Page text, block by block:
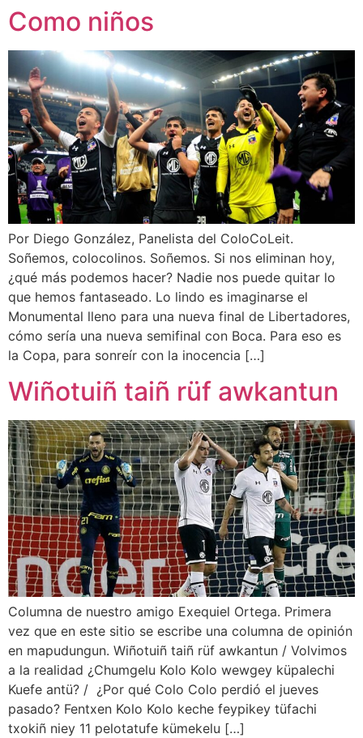
Como niños
Por Diego González, Panelista del ColoCoLeit.
Soñemos, colocolinos. Soñemos. Si nos eliminan hoy,
¿qué más podemos hacer? Nadie nos puede quitar lo
que hemos fantaseado. Lo lindo es imaginarse el
Monumental lleno para una nueva final de Libertadores,
cómo sería una nueva semifinal con Boca. Para eso es
la Copa, para sonreír con la inocencia […]
Wiñotuiñ taiñ rüf awkantun
Columna de nuestro amigo Exequiel Ortega. Primera
vez que en este sitio se escribe una columna de opinión
en mapudungun. Wiñotuiñ taiñ rüf awkantun / Volvimos
a la realidad ¿Chumgelu Kolo Kolo wewgey küpalechi
Kuefe antü? / ¿Por qué Colo Colo perdió el jueves
pasado? Fentxen Kolo Kolo keche feypikey tüfachi
txokiñ niey 11 pelotatufe kümekelu […]